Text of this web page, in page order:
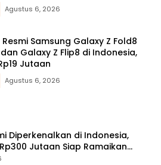
Agustus 6, 2026
Samsung Galaxy Z Fold8
Galaxy Z Flip8 di Indonesia,
Jutaan
Agustus 6, 2026
Diperkenalkan di Indonesia,
Jutaan Siap Ramaikan